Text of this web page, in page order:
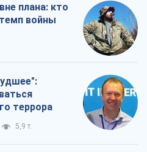
плана: кто
войны
террора
5,9 т.